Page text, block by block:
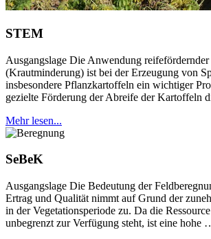
STEM
Ausgangslage Die Anwendung reifefördernder
(Krautminderung) ist bei der Erzeugung von
insbesondere Pflanzkartoffeln ein wichtiger
gezielte Förderung der Abreife der Kartoffeln
Mehr lesen...
SeBeK
Ausgangslage Die Bedeutung der
Ertrag und Qualität nimmt auf Grund der
in der Vegetationsperiode zu. Da die
unbegrenzt zur Verfügung steht, ist eine hohe